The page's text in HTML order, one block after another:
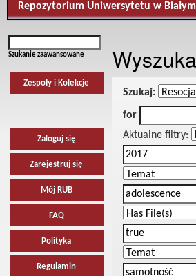
Repozytorium Uniwersytetu w
Szukanie zaawansowane
Zespoły i Kolekcje
Zaloguj się
Zarejestruj się
Mój RUB
FAQ
Polityka
Regulamin
Szukaj:
for
Aktualne filtry: